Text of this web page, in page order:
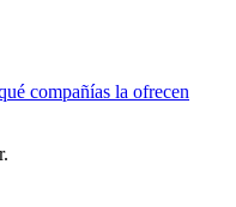
compañías la ofrecen